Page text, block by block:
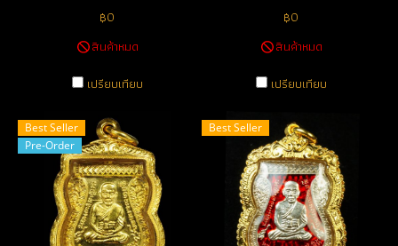
฿0
สินค้าหมด
เปรียบเทียบ
฿0
สินค้าหมด
เปรียบเทียบ
Best Seller
Pre-Order
Best Seller